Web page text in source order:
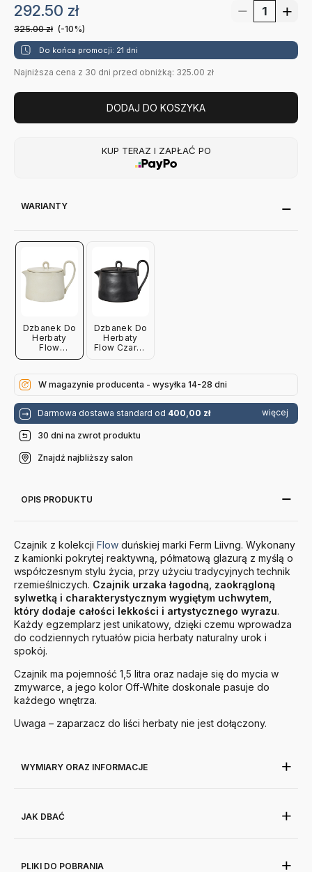
292.50 zł
325.00zł (-10%)
Do końca promocji: 21 dni
Najniższa cena z 30 dni przed obniżką: 325.00 zł
DODAJ DO KOSZYKA
KUP TERAZ I ZAPŁAĆ PO
WARIANTY
Dzbanek Do
Herbaty
Flow
Złamana Biel
Dzbanek Do
Herbaty
Flow Czarny
W magazynie producenta - wysyłka 14-28 dni
Darmowa dostawa standard od 400,00 zł więcej
30 dni na zwrot produktu
Znajdź najbliższy salon
OPIS PRODUKTU
Czajnik z kolekcji Flow duńskiej marki Ferm Liivng. Wykonany
z kamionki pokrytej reaktywną, półmatową glazurą z myślą o
współczesnym stylu życia, przy użyciu tradycyjnych technik
rzemieślniczych. Czajnik urzaka łagodną, zaokrągloną
sylwetką i charakterystycznym wygiętym uchwytem,
który dodaje całości lekkości i artystycznego wyrazu.
Każdy egzemplarz jest unikatowy, dzięki czemu wprowadza
do codziennych rytuałów picia herbaty naturalny urok i
spokój.
Czajnik ma pojemność 1,5 litra oraz nadaje się do mycia w
zmywarce, a jego kolor Off-White doskonale pasuje do
każdego wnętrza.
Uwaga – zaparzacz do liści herbaty nie jest dołączony.
WYMIARY ORAZ INFORMACJE
JAK DBAĆ
PLIKI DO POBRANIA